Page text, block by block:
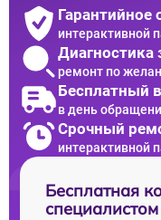
Гарантийное
интерактивной
Диагностика
ремонт по
Бесплатный
в день
Срочный
интерактивной
Бесплатная
специалистом